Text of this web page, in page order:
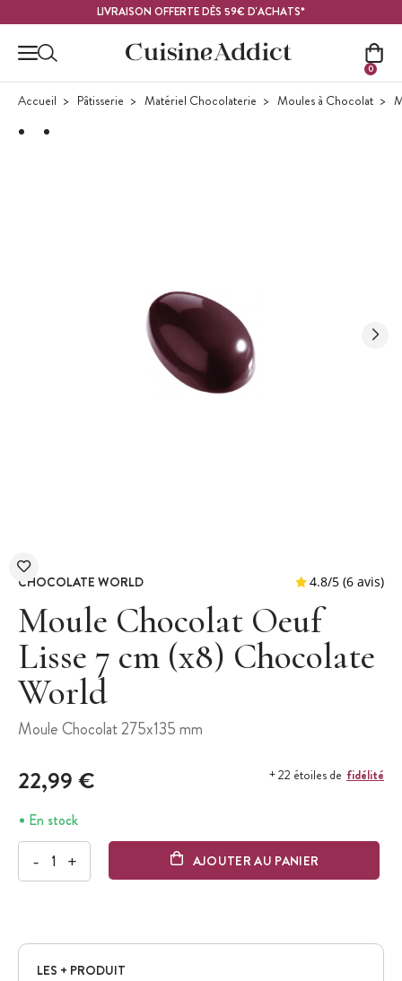
LIVRAISON OFFERTE DÈS 59€ D'ACHATS*
0
Accueil Pâtisserie Matériel Chocolaterie Moules à Chocolat
CHOCOLATE WORLD
Moule Chocolat Oeuf
Lisse 7 cm (x8) Chocolate
World
Moule Chocolat 275x135 mm
22,99 € + 22 étoiles de fidélité
En stock
- + AJOUTER AU PANIER
LES + PRODUIT